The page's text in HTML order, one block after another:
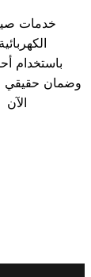
باستخدام
وضمان حقيقي